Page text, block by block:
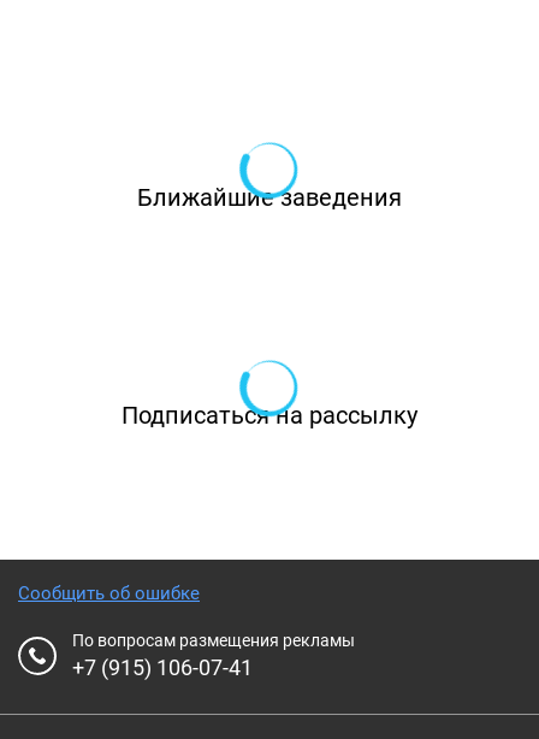
Ближайшие заведения
Подписаться на рассылку
Сообщить об ошибке
По вопросам размещения рекламы
+7 (915) 106-07-41